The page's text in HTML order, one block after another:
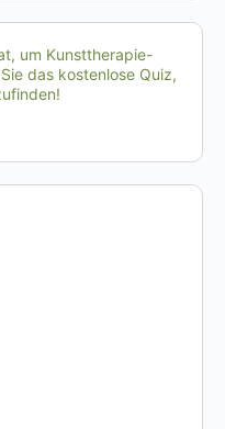
um Kunsttherapie-
das kostenlose Quiz,